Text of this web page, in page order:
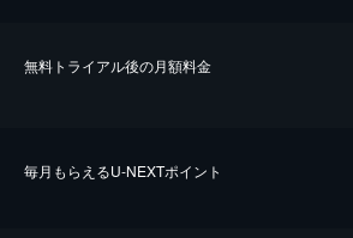
無料トライアル後の⽉額料金
毎⽉もらえるU-NEXTポイント